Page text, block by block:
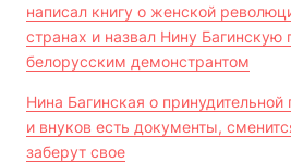
написал книгу о женской
странах и назвал Нину Багинскую
белорусским демонстрантом
Нина Багинская о
и внуков есть документы,
заберут свое